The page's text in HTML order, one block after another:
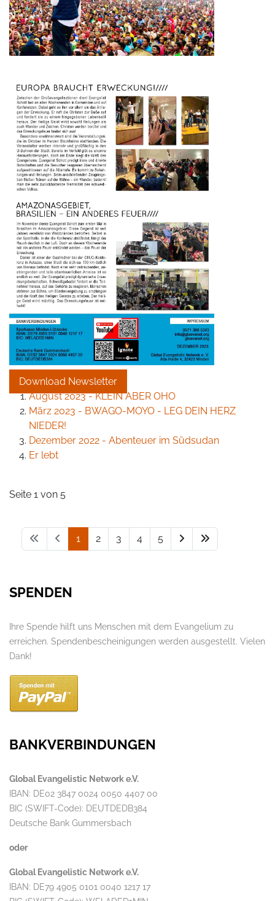
Download Newsletter
August 2023 - KLEIN ABER OHO
März 2023 - BWAGO-MOYO - LEG DEIN HERZ
NIEDER!
Dezember 2022 - Abenteuer im Südsudan
Er lebt
Seite 1 von 5
1 2 3 4 5
SPENDEN
Ihre Spende hilft uns Menschen mit dem Evangelium zu
erreichen. Spendenbescheinigungen werden ausgestellt. Vielen
Dank!
BANKVERBINDUNGEN
Global Evangelistic Network e.V.
IBAN: DE02 3847 0024 0050 4407 00
BIC (SWIFT-Code): DEUTDEDB384
Deutsche Bank Gummersbach
oder
Global Evangelistic Network e.V.
IBAN: DE79 4905 0101 0040 1217 17